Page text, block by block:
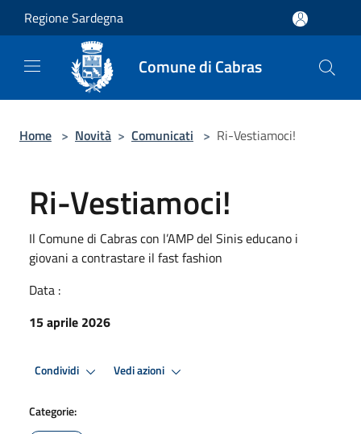
Salta al contenuto principale
Regione Sardegna
Comune di Cabras
Home > Novità > Comunicati > Ri-Vestiamoci!
Ri-Vestiamoci!
Il Comune di Cabras con l’AMP del Sinis educano i
giovani a contrastare il fast fashion
Data :
15 aprile 2026
Condividi Vedi azioni
Categorie: